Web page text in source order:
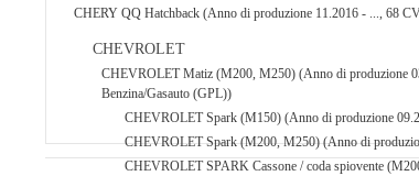
CHERY QQ Hatchback (Anno di produzione 11.2016 - ..., 68
CHEVROLET
CHEVROLET Matiz (M200, M250) (Anno di produzione
Benzina/Gasauto (GPL))
CHEVROLET Spark (M150) (Anno di produzione
CHEVROLET Spark (M200, M250) (Anno di
CHEVROLET SPARK Cassone / coda spiovente